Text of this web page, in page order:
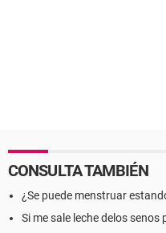
CONSULTA TAMBIÉN
¿Se puede menstruar
Si me sale leche delos